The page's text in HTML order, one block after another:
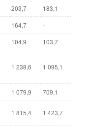
203,7
183,1
164,7
-
104,9
103,7
1 238,6 1 095,1
1 079,9
709,1
1 815,4 1 423,7